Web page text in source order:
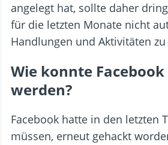
angelegt hat, sollte daher
für die letzten Monate nicht
Handlungen und Aktivitäten
Wie konnte
werden?
Facebook hatte in den letzten
müssen, erneut gehackt